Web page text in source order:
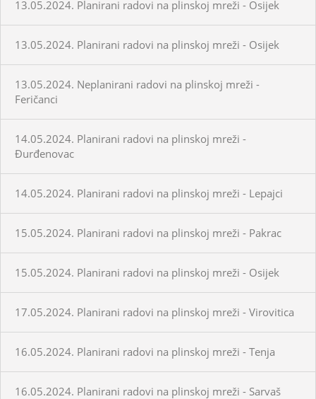
13.05.2024. Planirani radovi na plinskoj mreži - Osijek
13.05.2024. Planirani radovi na plinskoj mreži - Osijek
13.05.2024. Neplanirani radovi na plinskoj mreži -
Feričanci
14.05.2024. Planirani radovi na plinskoj mreži -
Đurđenovac
14.05.2024. Planirani radovi na plinskoj mreži - Lepajci
15.05.2024. Planirani radovi na plinskoj mreži - Pakrac
15.05.2024. Planirani radovi na plinskoj mreži - Osijek
17.05.2024. Planirani radovi na plinskoj mreži - Virovitica
16.05.2024. Planirani radovi na plinskoj mreži - Tenja
16.05.2024. Planirani radovi na plinskoj mreži - Sarvaš